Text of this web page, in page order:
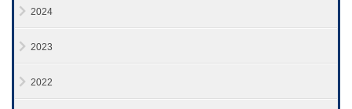
2024
2023
2022